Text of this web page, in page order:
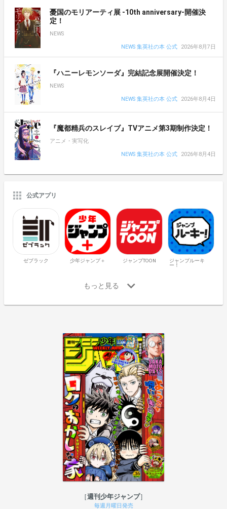
憂国のモリアーティ展 -10th anniversary-開催決
定！
NEWS
NEWS 集英社の本 公式
2026年8月7日
『ハニーレモンソーダ』完結記念展開催決定！
NEWS
NEWS 集英社の本 公式
2026年8月4日
『魔都精兵のスレイブ』TVアニメ第3期制作決定！
アニメ・実写化
NEWS 集英社の本 公式
2026年8月4日
公式アプリ
ゼブラック 少年ジャンプ＋ ジャンプTOON
ジャンプルーキ
ー！
週刊少年ジャンプ
毎週月曜日発売